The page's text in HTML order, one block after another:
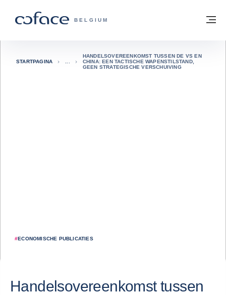
COFACE, FOR TRADE - GROEP
BELGIUM
Terug naar startpagina
#ECONOMISCHE PUBLICATIES
STARTPAGINA
HANDELSOVEREENKOMST TUSSEN DE VS EN
CHINA: EEN TACTISCHE WAPENSTILSTAND,
GEEN STRATEGISCHE VERSCHUIVING
Handelsovereenkomst tussen